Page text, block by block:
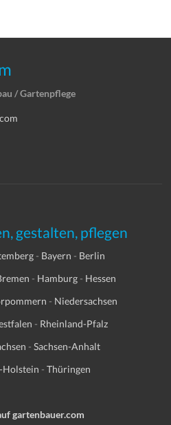
/ Gartenpflege
gestalten, pflegen
- Bayern - Berlin
- Hamburg- Hessen
- Niedersachsen
- Rheinland-Pfalz
-Sachsen-Anhalt
Holstein - Thüringen
gartenbauer.com